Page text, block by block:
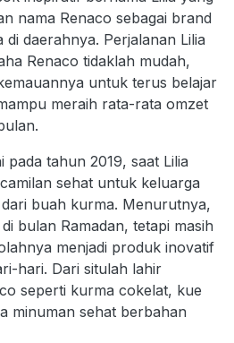
nama Renaco sebagai brand
daerahnya. Perjalanan Lilia
Renaco tidaklah mudah,
untuk terus belajar
meraih rata-rata omzet
pada tahun 2019, saat Lilia
sehat untuk keluarga
buah kurma. Menurutnya,
bulan Ramadan, tetapi masih
menjadi produk inovatif
hari. Dari situlah lahir
seperti kurma cokelat, kue
minuman sehat berbahan